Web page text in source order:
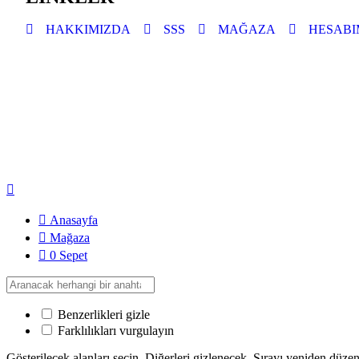
HAKKIMIZDA SSS MAĞAZA
Anasayfa
Mağaza
0 Sepet
Benzerlikleri gizle
Farklılıkları vurgulayın